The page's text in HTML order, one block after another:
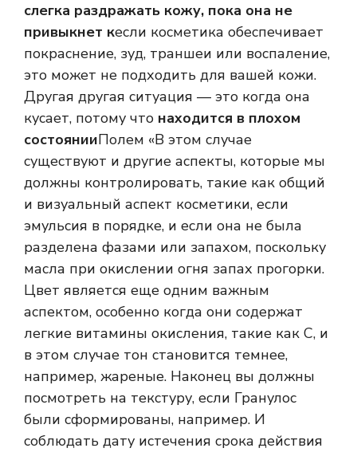
слегка раздражать кожу, пока она не
привыкнет кесли косметика обеспечивает
покраснение, зуд, траншеи или воспаление,
это может не подходить для вашей кожи.
Другая другая ситуация — это когда она
кусает, потому что находится в плохом
состоянииПолем «В этом случае
существуют и другие аспекты, которые мы
должны контролировать, такие как общий
и визуальный аспект косметики, если
эмульсия в порядке, и если она не была
разделена фазами или запахом, поскольку
масла при окислении огня запах прогорки.
Цвет является еще одним важным
аспектом, особенно когда они содержат
легкие витамины окисления, такие как C, и
в этом случае тон становится темнее,
например, жареные. Наконец вы должны
посмотреть на текстуру, если Гранулос
были сформированы, например. И
соблюдать дату истечения срока действия